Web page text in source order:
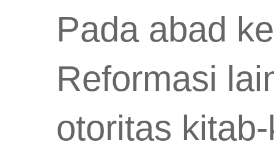
Pada abad
Reformasi
otoritas